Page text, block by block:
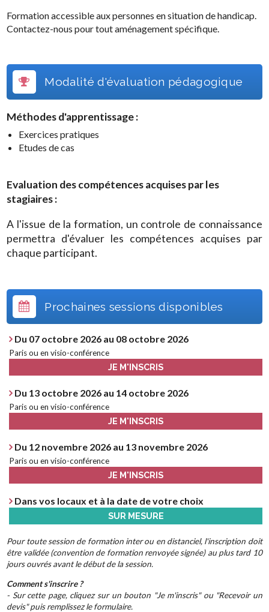
Formation accessible aux personnes en situation de handicap.
Contactez-nous pour tout aménagement spécifique.
Modalité d'évaluation pédagogique
Méthodes d'apprentissage :
Exercices pratiques
Etudes de cas
Evaluation des compétences acquises par les
stagiaires :
A l'issue de la formation, un controle de connaissance
permettra d'évaluer les compétences acquises par
chaque participant.
Prochaines sessions disponibles
Du 07 octobre 2026 au 08 octobre 2026
Paris ou en visio-conférence
JE M'INSCRIS
Du 13 octobre 2026 au 14 octobre 2026
Paris ou en visio-conférence
JE M'INSCRIS
Du 12 novembre 2026 au 13 novembre 2026
Paris ou en visio-conférence
JE M'INSCRIS
Dans vos locaux et à la date de votre choix
SUR MESURE
Pour toute session de formation inter ou en distanciel, l'inscription doit
être validée (convention de formation renvoyée signée) au plus tard 10
jours ouvrés avant le début de la session.
Comment s'inscrire ?
- Sur cette page, cliquez sur un bouton "Je m'inscris" ou "Recevoir un
devis" puis remplissez le formulaire.